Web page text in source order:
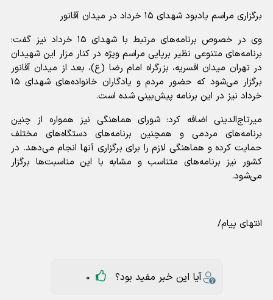
برگزاری مراسم یادبود شهدای ۱۵ خرداد در میدان آقانور
وی در خصوص برنامه‌های مرتبط با شهدای ۱۵ خرداد نیز گفت:
برنامه‌های متنوعی نظیر برپایی مراسم ویژه در کنار مزار این شهیدان
در تهران میدان افسریه، بزرگراه امام رضا (ع)، بعد از میدان آقانور
برگزار می‌شود که حضور مردم و یادگاران خانواده‌های شهدای ۱۵
خرداد نیز در این برنامه پیش‌بینی شده است.
میرتاج‌الدینی اضافه کرد: شورای هماهنگی نیز همواره از چنین
برنامه‌های مردمی و همچنین برنامه‌های دستگاه‌های مختلف
حمایت کرده و هماهنگی لازم را برای برگزاری آنها انجام می‌دهد. در
کشور نیز برنامه‌های متناسب و مشابه با این مناسبت‌ها برگزار
می‌شود.
انتهای پیام/
آیا این خبر مفید بود؟ 0